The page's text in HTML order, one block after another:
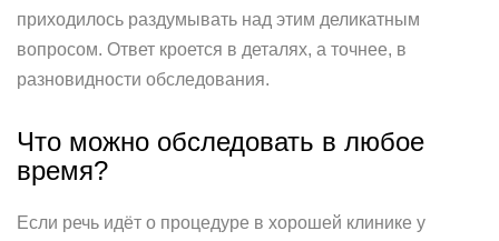
приходилось раздумывать над этим деликатным
вопросом. Ответ кроется в деталях, а точнее, в
разновидности обследования.
Что можно обследовать в любое
время?
Если речь идёт о процедуре в хорошей клинике у